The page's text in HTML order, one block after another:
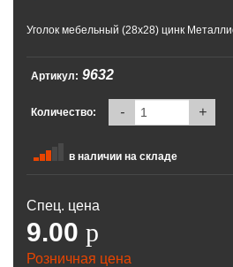
Уголок мебельный (28х28) цинк
Артикул: 9632
Количество: - +
в наличии на складе
Спец. цена
9.00 p
Розничная цена